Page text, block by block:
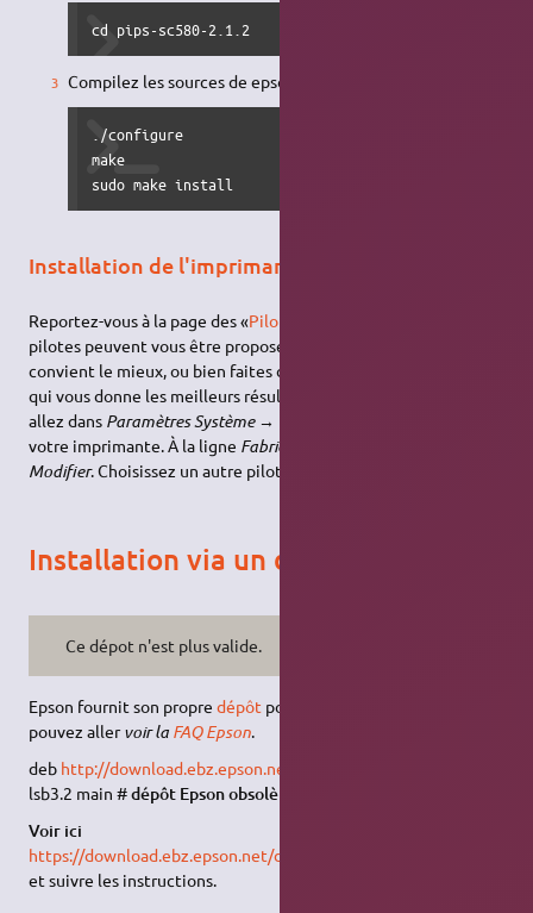
cd pips-sc580-2.1.2
Compilez les sources de epsoneplijs par:
./configure
make
sudo make install
Installation de l'imprimante
Reportez-vous à la page des «Pilotes pré-installés
pilotes peuvent vous être proposés, choisissez celui qui vous
convient le mieux, ou bien faites des essais pour trouvez celui
qui vous donne les meilleurs résultats. Pour modifier le pilote,
allez dans Paramètres Système → Impression
votre imprimante. À la ligne Fabricant et modèle
Modifier. Choisissez un autre pilote.
Installation via un dépôt spécifique
Ce dépot n'est plus valide.
Epson fournit son propredépôt pour Ubuntu. À ce sujet, vous
pouvez allervoir la FAQ Epson.
deb http://download.ebz.epson.net/dsc/op/stable/debian/
lsb3.2 main #dépôt Epson obsolète
Voir ici
https://download.ebz.epson.net/dsc/search/01/search/
et suivre les instructions.